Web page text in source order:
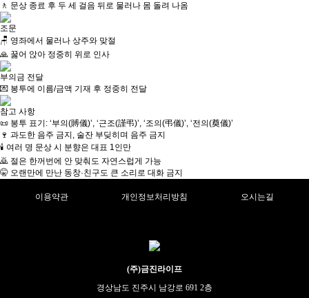
🚶 문상 종료 후 두 세 걸음 뒤로 물러나 몸 돌려 나옴
조문
🪑 영좌에서 물러나 상주와 맞절
🙏 꿇어 앉아 정중히 위로 인사
부의금 전달
💌 봉투에 이름/금액 기재 후 정중히 전달
참고 사항
📜 봉투 표기: ‘부의(賻儀)’, ‘근조(謹弔)’, ‘조의(弔儀)’, ‘전의(奠儀)’
🍷 과도한 음주 금지, 술잔 부딪히며 음주 금지
🕯 여러 명 문상 시 분향은 대표 1인만
🙇 절은 한꺼번에 안 맞춰도 자연스럽게 가능
🤫 오랜만에 만난 동창·친구도 큰 소리로 대화 금지
이용약관 개인정보처리방침 오시는길
(주)금진라이프
경상남도 진주시 남강로 691 2층